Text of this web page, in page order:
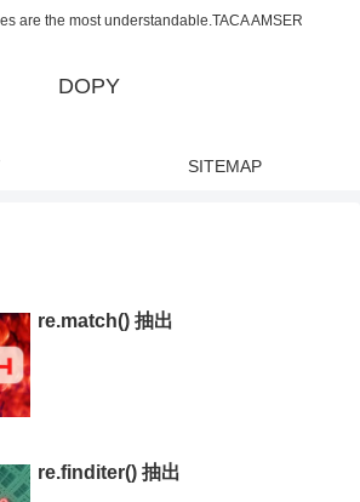
are the most understandable.TACA AMSER
DOPY
SITEMAP
re.match() 抽出
re.finditer() 抽出